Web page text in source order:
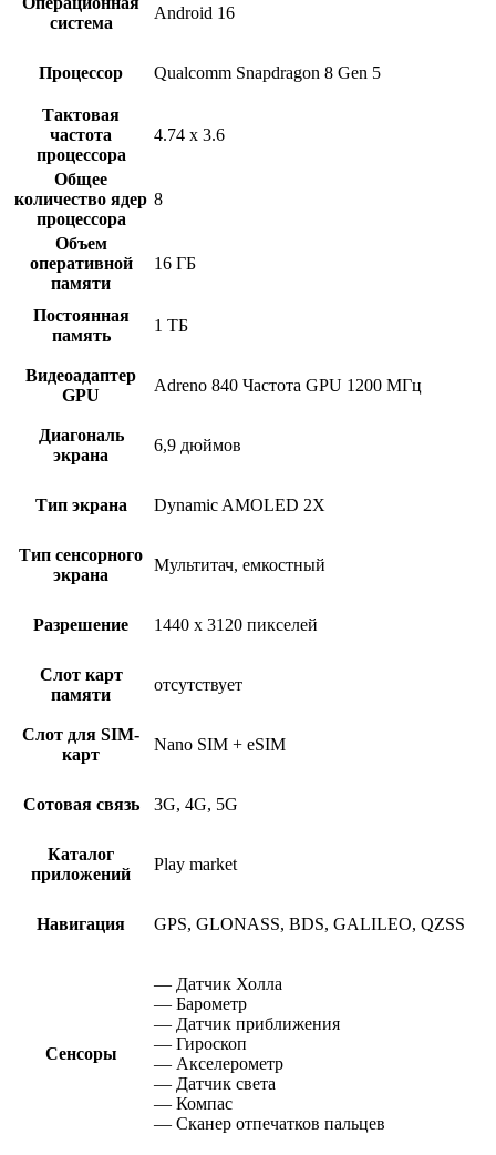
система
Android 16
Процессор Qualcomm Snapdragon 8 Gen 5
Тактовая
частота
процессора
4.74 x 3.6
Общее
количество ядер
процессора
8
Объем
оперативной
памяти
16 ГБ
Постоянная
память
1 ТБ
Видеоадаптер
GPU
Adreno 840 Частота GPU 1200 МГц
Диагональ
экрана
6,9 дюймов
Тип экрана Dynamic AMOLED 2X
Тип сенсорного
экрана
Мультитач, емкостный
Разрешение 1440 x 3120 пикселей
Слот карт
памяти
отсутствует
Слот для SIM-
карт
Nano SIM + eSIM
Сотовая связь 3G, 4G, 5G
Каталог
приложений
Play market
Навигация GPS, GLONASS, BDS, GALILEO, QZSS
Сенсоры
— Датчик Холла
— Барометр
— Датчик приближения
— Гироскоп
— Акселерометр
— Датчик света
— Компас
— Сканер отпечатков пальцев